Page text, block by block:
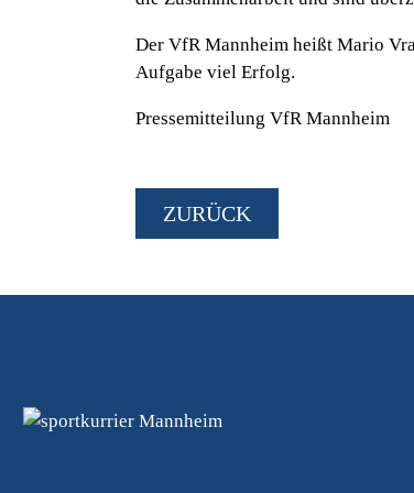
Der VfR Mannheim heißt Mario
Aufgabe viel Erfolg.
Pressemitteilung VfR Mannheim
ZURÜCK